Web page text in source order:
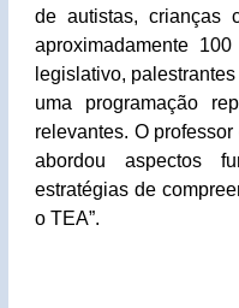
de autistas, crianças
aproximadamente
legislativo,
uma programação
relevantes. O
abordou aspectos
estratégias de
o TEA”.